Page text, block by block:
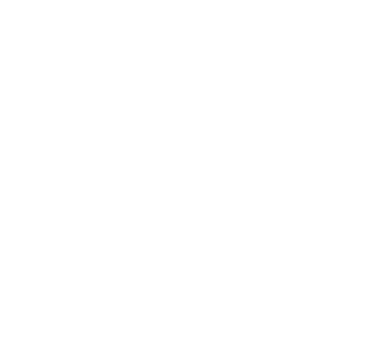
para la 2026/27
choque ante el Bayer Leverkusen